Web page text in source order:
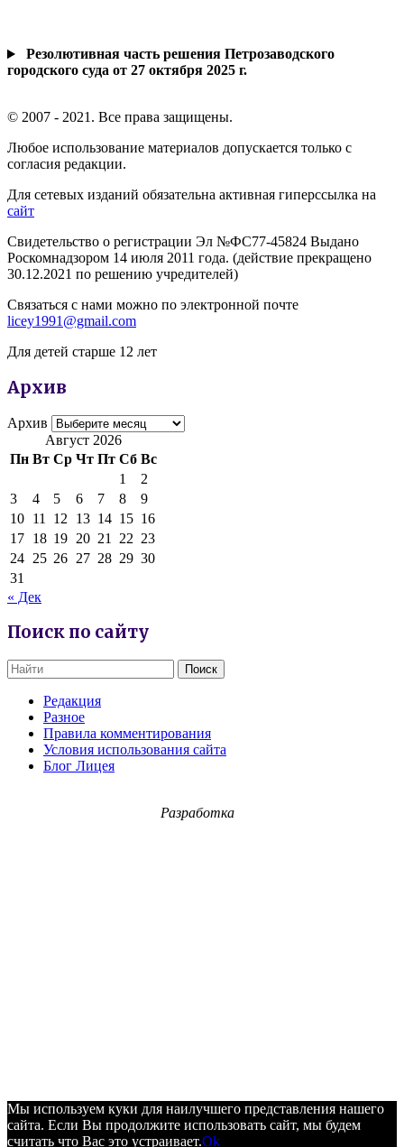
Резолютивная часть решения Петрозаводского
городского суда от 27 октября 2025 г.
© 2007 - 2021. Все права защищены.
Любое использование материалов допускается только с
согласия редакции.
Для сетевых изданий обязательна активная гиперссылка на
сайт
Свидетельство о регистрации Эл №ФС77-45824 Выдано
Роскомнадзором 14 июля 2011 года. (действие прекращено
30.12.2021 по решению учредителей)
Связаться с нами можно по электронной почте
licey1991@gmail.com
Для детей старше 12 лет
Архив
Архив
Август 2026
Пн Вт Ср Чт Пт Сб Вс
1
2
3
4 5 6 7 8
9
10 11 12 13 14 15 16
17 18 19 20 21 22 23
24 25 26 27 28 29 30
31
« Дек
Поиск по сайту
Редакция
Разное
Правила комментирования
Условия использования сайта
Блог Лицея
Разработка
Мы используем куки для наилучшего представления нашего
сайта. Если Вы продолжите использовать сайт, мы будем
считать что Вас это устраивает.Ok